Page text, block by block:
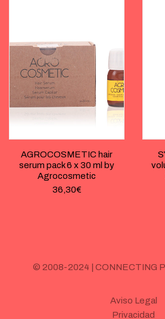
AGROCOSMETIC hair
serum pack 6 x 30 ml by
Agrocosmetic
36,30€
© 2008-2024 | CONNECTING
Aviso Legal
Privacidad